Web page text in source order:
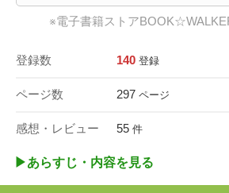
※電子書籍ストア
登録数 140 登録
ページ数 297 ページ
感想・レビュー 55 件
▶︎あらすじ・内容を見る